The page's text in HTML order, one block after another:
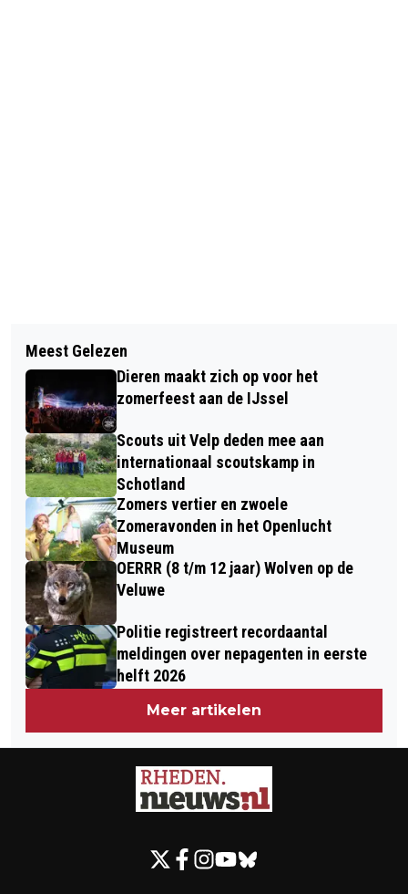
AVOND OVER HET THEMA GENDER
MET NON-BINAIR THEATERMAKER
CARO ILIAS DE FEIJTER
SCHEURKALENDER 2023: RHEDEN 450
JAAR TE KOOP
Meest Gelezen
Dieren maakt zich op voor het
zomerfeest aan de IJssel
Scouts uit Velp deden mee aan
internationaal scoutskamp in
Schotland
Zomers vertier en zwoele
Zomeravonden in het Openlucht
Museum
OERRR (8 t/m 12 jaar) Wolven op de
Veluwe
Politie registreert recordaantal
meldingen over nepagenten in eerste
helft 2026
Meer artikelen